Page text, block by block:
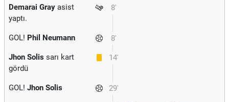
8'
Demarai Gray asist
yaptı.
8'
GOL! Phil Neumann
14'
Jhon Solis sarı kart
gördü
29'
GOL! Jhon Solis